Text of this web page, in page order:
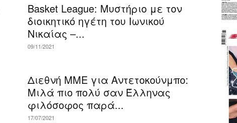
Basket League: Μυστήριο με τον
διοικητικό ηγέτη του Ιωνικού
Νικαίας –...
09/11/2021
Διεθνή ΜΜΕ για Αντετοκούνμπο:
Μιλά πιο πολύ σαν Έλληνας
φιλόσοφος παρά...
17/07/2021